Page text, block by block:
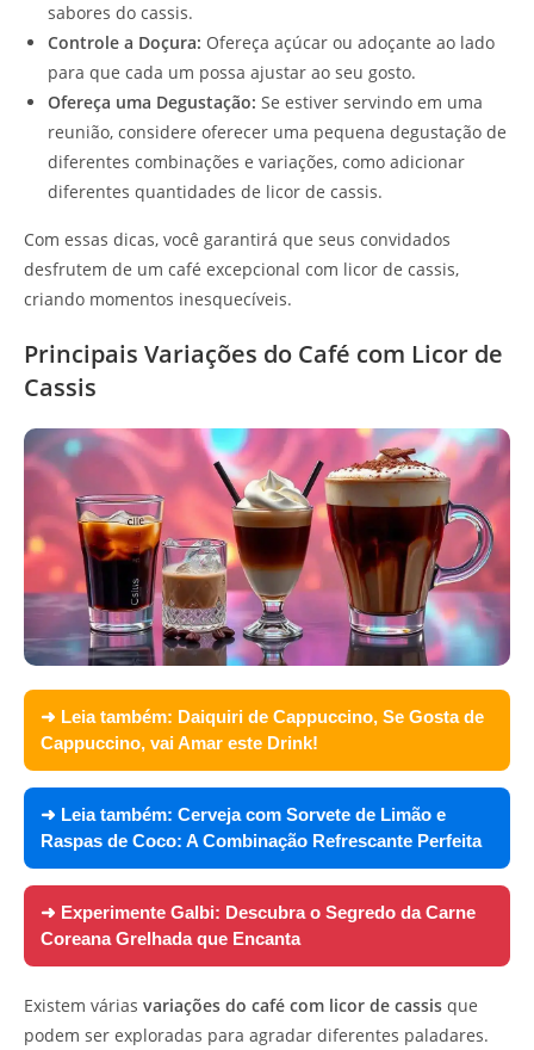
sabores do cassis.
Controle a Doçura: Ofereça açúcar ou adoçante ao lado
para que cada um possa ajustar ao seu gosto.
Ofereça uma Degustação: Se estiver servindo em uma
reunião, considere oferecer uma pequena degustação de
diferentes combinações e variações, como adicionar
diferentes quantidades de licor de cassis.
Com essas dicas, você garantirá que seus convidados
desfrutem de um café excepcional com licor de cassis,
criando momentos inesquecíveis.
Principais Variações do Café com Licor de
Cassis
➜ Leia também: Daiquiri de Cappuccino, Se Gosta de
Cappuccino, vai Amar este Drink!
➜ Leia também: Cerveja com Sorvete de Limão e
Raspas de Coco: A Combinação Refrescante Perfeita
➜ Experimente Galbi: Descubra o Segredo da Carne
Coreana Grelhada que Encanta
Existem várias variações do café com licor de cassis que
podem ser exploradas para agradar diferentes paladares.